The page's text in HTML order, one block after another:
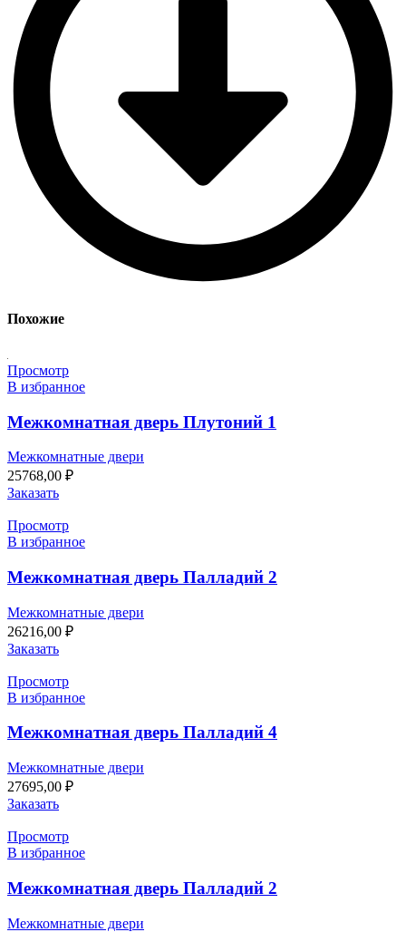
Похожие
Просмотр
В избранное
Межкомнатная дверь Плутоний 1
Межкомнатные двери
25768,00 ₽
Заказать
Просмотр
В избранное
Межкомнатная дверь Палладий 2
Межкомнатные двери
26216,00 ₽
Заказать
Просмотр
В избранное
Межкомнатная дверь Палладий 4
Межкомнатные двери
27695,00 ₽
Заказать
Просмотр
В избранное
Межкомнатная дверь Палладий 2
Межкомнатные двери